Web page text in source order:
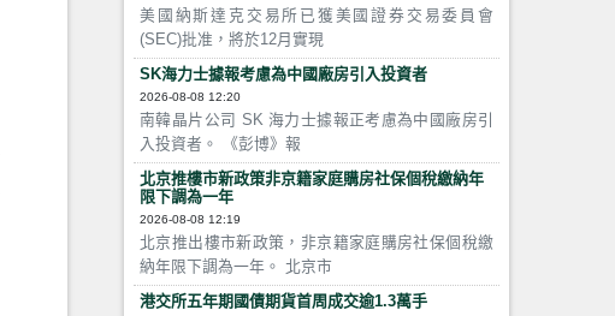
美國納斯達克交易所已獲美國證券交易委員會
(SEC)批准，將於12月實現
SK海力士據報考慮為中國廠房引入投資者
2026-08-08 12:20
南韓晶片公司 SK 海力士據報正考慮為中國廠房引
入投資者。 《彭博》報
北京推樓市新政策非京籍家庭購房社保個稅繳納年
限下調為一年
2026-08-08 12:19
北京推出樓市新政策，非京籍家庭購房社保個稅繳
納年限下調為一年。 北京市
港交所五年期國債期貨首周成交逾1.3萬手